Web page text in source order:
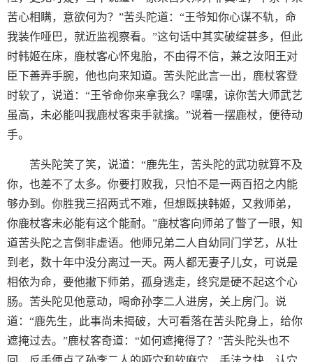
苦心相瞒，意欲何为？”苦头陀道：“王爷知你心谋不轨，命
我装作哑巴，就近监视察看。”这句话中其实破绽甚多，但此
时韩姬在床，鹿杖客心怀鬼胎，不由得不信，兼之汝阳王对
臣下善弄手腕，他也向来知道。苦头陀此言一出，鹿杖客登
时软了，说道：“王爷命你来拿我么？嘿嘿，谅你苦大师武艺
虽高，未必能叫我鹿杖客束手就擒。”说着一摆鹿杖，便待动
手。
苦头陀笑了笑，说道：“鹿先生，苦头陀的武功就算不及
你，也差不了太多。你要打败我，只怕不是一两百招之内能
够办到。你胜我三招两式不难，但想既挟韩姬，又救师弟，
你鹿杖客未必能有这个能耐。”鹿杖客向师弟了瞥了一眼，知
道苦头陀之言倒非虚语。他师兄弟二人自幼同门学艺，从壮
到老，数十年中没分离过一天。两人都无妻子儿女，可说是
相依为命，要他撇下师弟，孤身逃走，终究是硬不起这个心
肠。苦头陀见他意动，喝命孙李二人进房，关上房门。说
道：“鹿先生，此事尚未揭破，大可看落在苦头陀身上，给你
遮掩过去。”鹿杖客奇道：“如何遮掩得了？”苦头陀头也不